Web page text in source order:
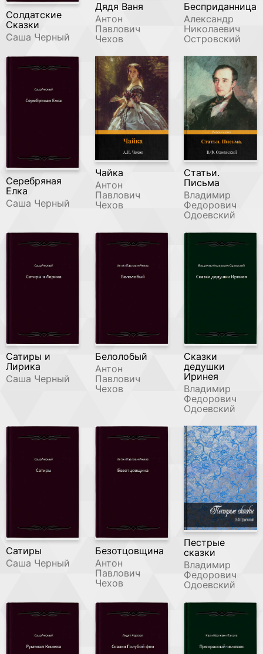
Солдатские
Сказки
Саша Черный
Дядя Ваня
Антон
Павлович
Чехов
Бесприданница
Александр
Николаевич
Островский
Серебряная
Елка
Саша Черный
Чайка
Антон
Павлович
Чехов
Статьи.
Письма
Владимир
Федорович
Одоевский
Сатиры и
Лирика
Саша Черный
Белолобый
Антон
Павлович
Чехов
Сказки
дедушки
Иринея
Владимир
Федорович
Одоевский
Сатиры
Саша Черный
Безотцовщина
Антон
Павлович
Чехов
Пестрые
сказки
Владимир
Федорович
Одоевский